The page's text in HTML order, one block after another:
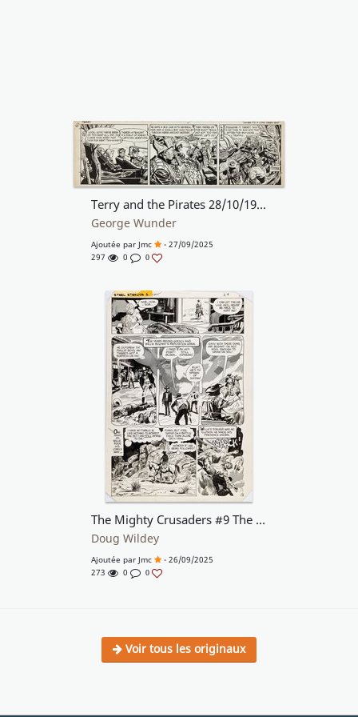
Terry and the Pirates 28/10/1948
George Wunder
Ajoutée par Jmc
- 27/09/2025
297
0 0
The Mighty Crusaders #9 The Necklace of Eesalu story p3
Doug Wildey
Ajoutée par Jmc
- 26/09/2025
273
0 0
Voir tous les originaux